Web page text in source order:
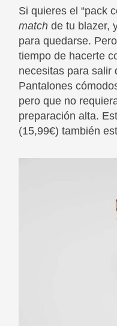
Si quieres el “pack
match de tu blazer,
para quedarse.
tiempo de hacerte
necesitas para salir
Pantalones
pero que no
preparación alta.
(15,99€) también